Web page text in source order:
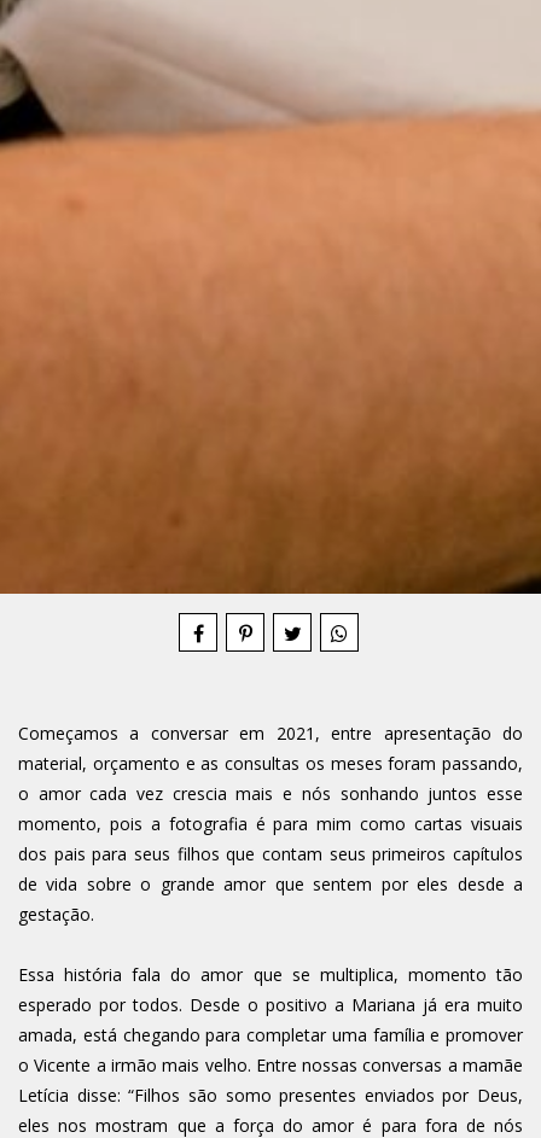
Começamos a conversar em 2021, entre apresentação do
material, orçamento e as consultas os meses foram passando,
o amor cada vez crescia mais e nós sonhando juntos esse
momento, pois a fotografia é para mim como cartas visuais
dos pais para seus filhos que contam seus primeiros capítulos
de vida sobre o grande amor que sentem por eles desde a
gestação.
Essa história fala do amor que se multiplica, momento tão
esperado por todos. Desde o positivo a Mariana já era muito
amada, está chegando para completar uma família e promover
o Vicente a irmão mais velho. Entre nossas conversas a mamãe
Letícia disse: “Filhos são somo presentes enviados por Deus,
eles nos mostram que a força do amor é para fora de nós